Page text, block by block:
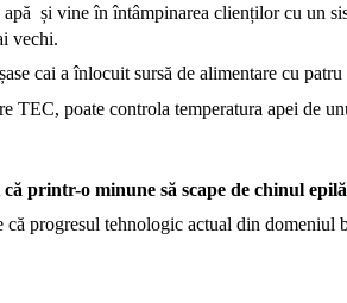
și vine în întâmpinarea clienților cu un
vechi.
cai a înlocuit sursă de alimentare cu
TEC, poate controla temperatura apei de
printr-o minune să scape de chinul
că progresul tehnologic actual din